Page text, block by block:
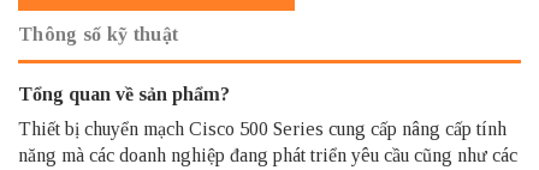
Thông số kỹ thuật
Tổng quan về sản phẩm?
Thiết bị chuyển mạch Cisco 500 Series cung cấp nâng cấp tính
năng mà các doanh nghiệp đang phát triển yêu cầu cũng như các